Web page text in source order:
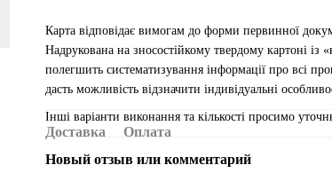
Карта відповідає вимогам до форми первинної
Надрукована на зносостійкому твердому картоні із
полегшить систематизування інформації про всі
дасть можливість відзначити індивідуальні
Інші варіанти виконання та кількості просимо
Доставка
Оплата
Новый отзыв или комментарий